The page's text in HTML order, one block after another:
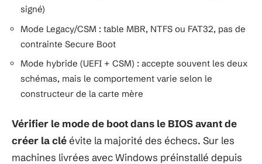
signé)
Mode Legacy/CSM : table MBR, NTFS ou FAT32, pas de
contrainte Secure Boot
Mode hybride (UEFI + CSM) : accepte souvent les deux
schémas, mais le comportement varie selon le
constructeur de la carte mère
Vérifier le mode de boot dans le BIOS avant de
créer la cléévite la majorité des échecs. Sur les
machines livrées avec Windows préinstallé depuis